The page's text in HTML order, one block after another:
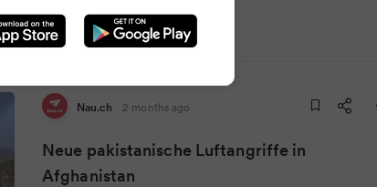
Nau.ch · 2 months ago
Neue pakistanische Luftangriffe in
Afghanistan